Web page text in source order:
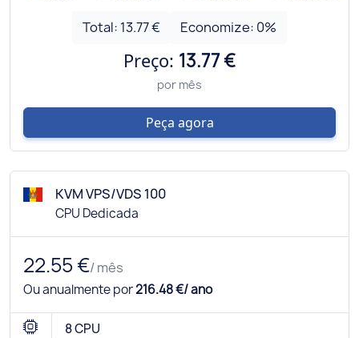
Total: 13.77 € Economize: 0%
Preço: 13.77 €
por mês
Peça agora
KVM VPS/VDS 100
CPU Dedicada
22.55 €/ mês
Ou anualmente por216.48 €/ ano
8 CPU